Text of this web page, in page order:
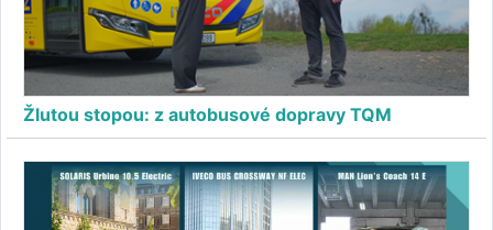
Žlutou stopou: z autobusové dopravy TQM